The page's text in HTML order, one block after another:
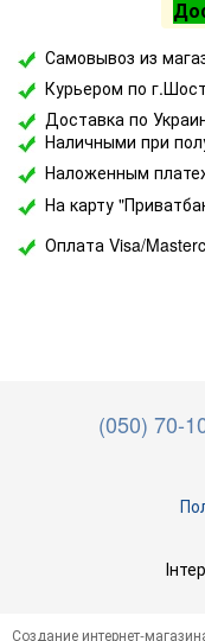
Самовывоз из
Курьером по
Доставка по
Наличными при
Наложенным
На карту
Оплата Visa/
(050) 70-
Создание интернет-